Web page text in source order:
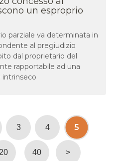
un esproprio
parziale va determinata in
al pregiudizio
dal proprietario del
rapportabile ad una
intrinseco
3 4 5
20 40 >